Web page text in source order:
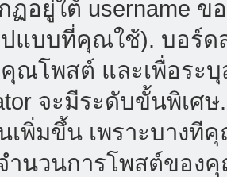
ฏอยู่ใต้ username
แบบที่คุณใช้). บอร์ด
ณโพสต์ และเพื่อระบุ
จะมีระดับขั้นพิเศ
เพิ่มขึ้น เพราะบางที
ำนวนการโพสต์ของ